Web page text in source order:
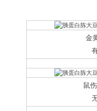
金
鼠